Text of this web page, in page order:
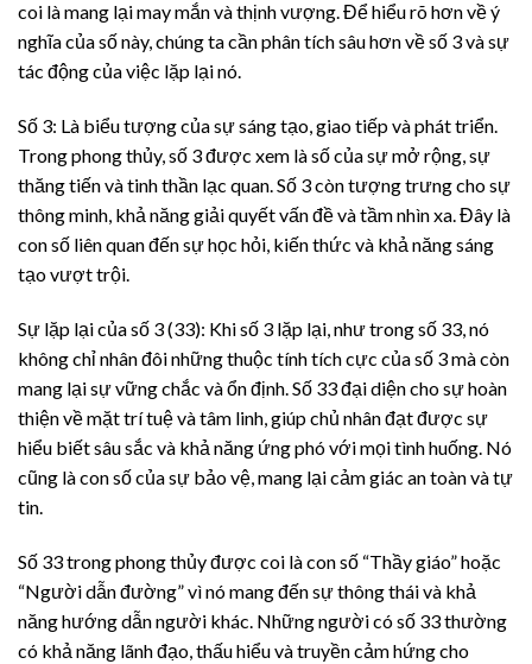
coi là mang lại may mắn và thịnh vượng. Để hiểu rõ hơn về ý
nghĩa của số này, chúng ta cần phân tích sâu hơn về số 3 và sự
tác động của việc lặp lại nó.
Số 3: Là biểu tượng của sự sáng tạo, giao tiếp và phát triển.
Trong phong thủy, số 3 được xem là số của sự mở rộng, sự
thăng tiến và tinh thần lạc quan. Số 3 còn tượng trưng cho sự
thông minh, khả năng giải quyết vấn đề và tầm nhìn xa. Đây là
con số liên quan đến sự học hỏi, kiến thức và khả năng sáng
tạo vượt trội.
Sự lặp lại của số 3 (33): Khi số 3 lặp lại, như trong số 33, nó
không chỉ nhân đôi những thuộc tính tích cực của số 3 mà còn
mang lại sự vững chắc và ổn định. Số 33 đại diện cho sự hoàn
thiện về mặt trí tuệ và tâm linh, giúp chủ nhân đạt được sự
hiểu biết sâu sắc và khả năng ứng phó với mọi tình huống. Nó
cũng là con số của sự bảo vệ, mang lại cảm giác an toàn và tự
tin.
Số 33 trong phong thủy được coi là con số “Thầy giáo” hoặc
“Người dẫn đường” vì nó mang đến sự thông thái và khả
năng hướng dẫn người khác. Những người có số 33 thường
có khả năng lãnh đạo, thấu hiểu và truyền cảm hứng cho